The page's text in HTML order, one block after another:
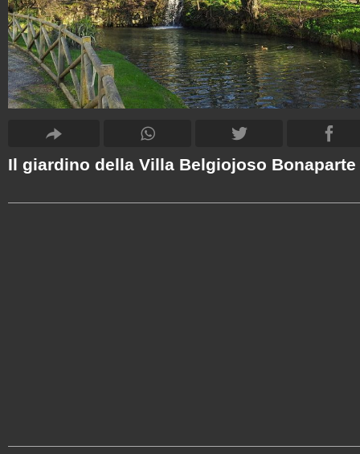
Il giardino della Villa Belgiojoso Bonaparte